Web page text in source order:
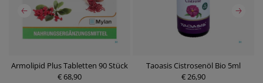
Armolipid Plus Tabletten 90 Stück
€ 68,90
Taoasis Cistrosenöl Bio 5ml
€ 26,90